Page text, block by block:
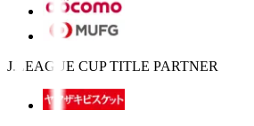
J.LEAGUE CUP TITLE PARTNER